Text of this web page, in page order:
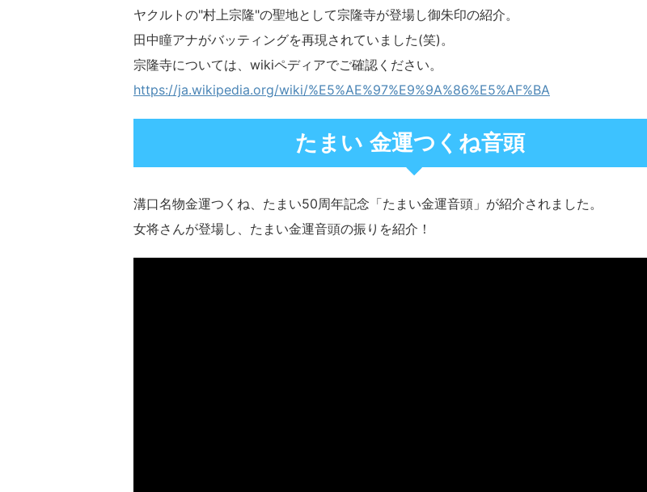
ヤクルトの"村上宗隆"の聖地として宗隆寺が登場し御朱印の紹介。
田中瞳アナがバッティングを再現されていました(笑)。
宗隆寺については、wikiペディアでご確認ください。
https://ja.wikipedia.org/wiki/%E5%AE%97%E9%9A%86%E5%AF%BA
たまい 金運つくね音頭
溝口名物金運つくね、たまい50周年記念「たまい金運音頭」が紹介されました。
女将さんが登場し、たまい金運音頭の振りを紹介！